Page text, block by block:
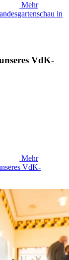
Mehr
in
VdK-
Mehr
VdK-